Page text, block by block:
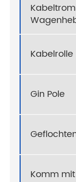
Kabelrolle
Gin Pole
Komm